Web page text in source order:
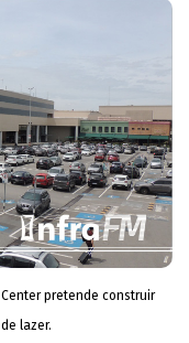
pretende construir
lazer.